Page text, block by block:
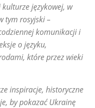
językowej, w
tym rosyjski –
komunikacji i
o języku,
które przez wieki
inspiracje, historyczne
by pokazać Ukrainę